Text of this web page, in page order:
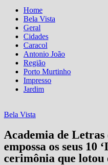
Home
Bela Vista
Geral
Cidades
Caracol
Antonio João
Região
Porto Murtinho
Impresso
Jardim
Bela Vista
Academia de
empossa os seus 10
cerimônia que lotou